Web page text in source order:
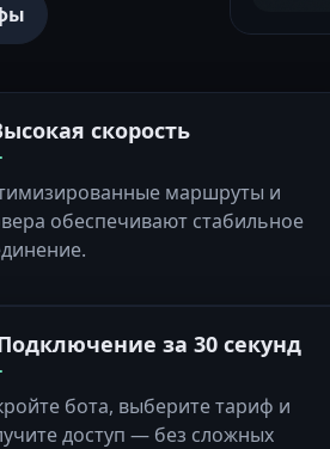
скорость
маршруты и
обеспечивают стабильное
за 30 секунд
бота, выберите тариф и
доступ — без сложных